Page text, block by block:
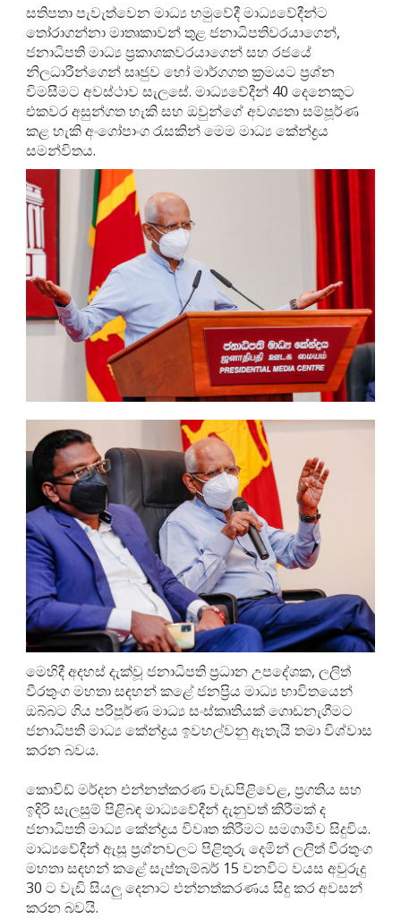
සතිපතා පැවැත්වෙන මාධ්‍ය හමුවේදී මාධ්‍යවේදීන්ට
තෝරාගන්නා මාතෘකාවන් තුළ ජනාධිපතිවරයාගෙන්,
ජනාධිපති මාධ්‍ය ප්‍රකාශකවරයාගෙන් සහ රජයේ
නිලධාරීන්ගෙන් සෘජුව හෝ මාර්ගගත ක්‍රමයට ප්‍රශ්න
විමසීමට අවස්ථාව සැලසේ. මාධ්‍යවේදීන් 40 දෙනෙකුට
එකවර අසුන්ගත හැකි සහ ඔවුන්ගේ අවශ්‍යතා සම්පූර්ණ
කළ හැකි අංගෝපාංග රැසකින් මෙම මාධ්‍ය කේන්ද්‍රය
සමන්විතය.
මෙහිදී අදහස් දැක්වූ ජනාධිපති ප්‍රධාන උපදේශක, ලලිත්
වීරතුංග මහතා සඳහන් කළේ ජනප්‍රිය මාධ්‍ය භාවිතයෙන්
ඔබ්බට ගිය පරිපූර්ණ මාධ්‍ය සංස්කෘතියක් ගොඩනැගීමට
ජනාධිපති මාධ්‍ය කේන්ද්‍රය ඉවහල්වනු ඇතැයි තමා විශ්වාස
කරන බවය.
කොවිඩ් මර්දන එන්නත්කරණ වැඩපිළිවෙළ, ප්‍රගතිය සහ
ඉදිරි සැලසුම් පිළිබඳ මාධ්‍යවේදීන් දැනුවත් කිරීමක් ද
ජනාධිපති මාධ්‍ය කේන්ද්‍රය විවෘත කිරීමට සමගාමීව සිදුවිය.
මාධ්‍යවේදීන් ඇසූ ප්‍රශ්නවලට පිළිතුරු දෙමින් ලලිත් වීරතුංග
මහතා සඳහන් කළේ සැප්තැම්බර් 15 වනවිට වයස අවුරුදු
30 ට වැඩි සියලු දෙනාට එන්නත්කරණය සිදු කර අවසන්
කරන බවයි.